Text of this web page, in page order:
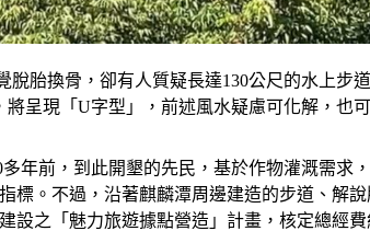
胎換骨，卻有人質疑長達130公尺的水上
呈現「U字型」，前述風水疑慮可化解，也
年前，到此開墾的先民，基於作物灌溉需
標。不過，沿著麒麟潭周邊建造的步道、解
設之「魅力旅遊據點營造」計畫，核定總經